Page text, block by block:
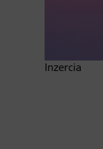
Inzercia